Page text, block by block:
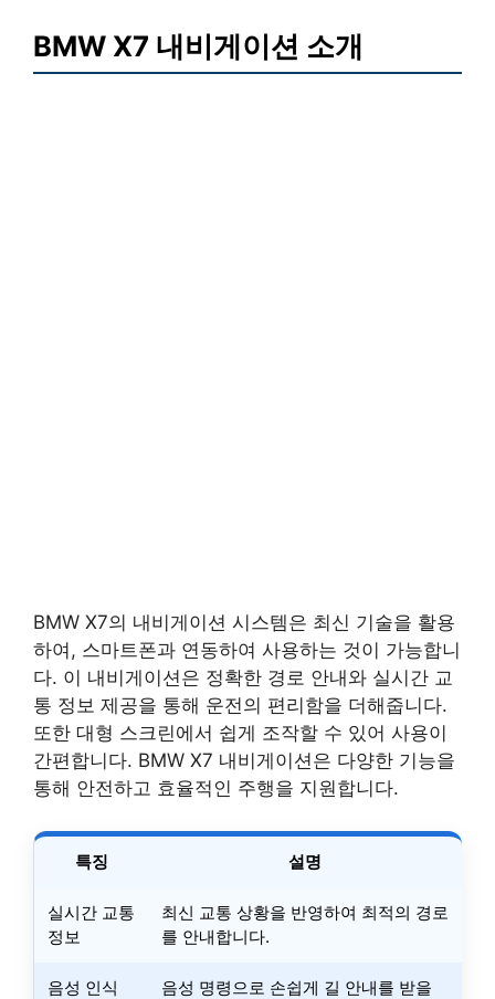
BMW X7 내비게이션 소개
BMW X7의 내비게이션 시스템은 최신 기술을 활용
하여, 스마트폰과 연동하여 사용하는 것이 가능합니
다. 이 내비게이션은 정확한 경로 안내와 실시간 교
통 정보 제공을 통해 운전의 편리함을 더해줍니다.
또한 대형 스크린에서 쉽게 조작할 수 있어 사용이
간편합니다. BMW X7 내비게이션은 다양한 기능을
통해 안전하고 효율적인 주행을 지원합니다.
특징 설명
실시간 교통
정보
최신 교통 상황을 반영하여 최적의 경로
를 안내합니다.
음성 인식
음성 명령으로 손쉽게 길 안내를 받을